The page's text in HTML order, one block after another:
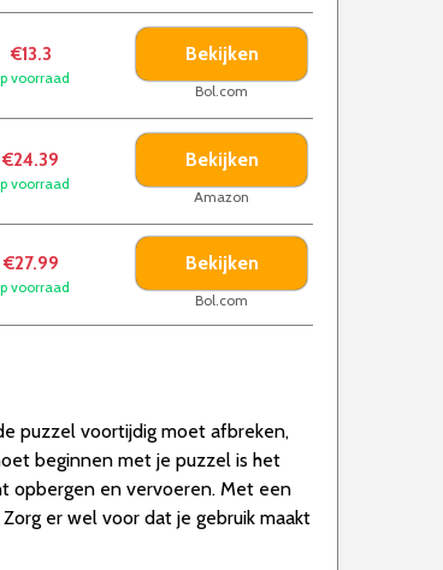
€13.3
voorraad
Bekijken
Bol.com
€24.39
voorraad
Bekijken
Amazon
€27.99
voorraad
Bekijken
Bol.com
puzzel voortijdig moet afbreken,
beginnen met je puzzel is het
opbergen en vervoeren. Met een
er wel voor dat je gebruik maakt